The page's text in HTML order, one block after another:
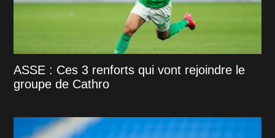
ASSE : Ces 3 renforts qui vont rejoindre le
groupe de Cathro